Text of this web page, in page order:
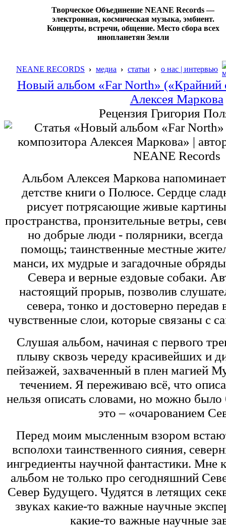
Творческое Объединение NEANE Records —
электронная, космическая музыка, эмбиент.
Концерты, встречи, общение. Место сбора всех
инопланетян Земли
NEANE RECORDS › медиа › статьи › о нас | интервью
Новый альбом «Far North» («Крайний
Алексея Маркова
Рецензия Григория
Альбом Алексея Маркова
детстве книги о Полюсе. Сердце
рисует потрясающие живые
пространства, пронзительные ветры,
но добрые люди - полярники,
помощь; таинственные местные
манси, их мудрые и загадочные
Севера и верные ездовые собаки.
настоящий прорыв, позволив
севера, тонко и достоверно
чувственные слои, которые связаны с
Слушая альбом, начиная с первого
плыву сквозь череду красивейших и
пейзажей, захваченный в плен магией
течением. Я переживаю всё, что
нельзя описать словами, но можно было
это – «очарованием
Перед моим мысленным взором
всполохи таинственного сияния,
ингредиенты научной фантастики. Мне
альбом не только про сегодняшний
Север Будущего. Чудятся в летящих
звуках какие-то важные научные
какие-то важные научные